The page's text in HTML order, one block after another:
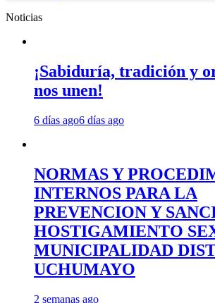
Noticias
¡Sabiduría, tradición y
nos unen!
6 días ago6 días ago
NORMAS Y
INTERNOS PARA LA
PREVENCION Y
HOSTIGAMIENTO
MUNICIPALIDAD
UCHUMAYO
2 semanas ago